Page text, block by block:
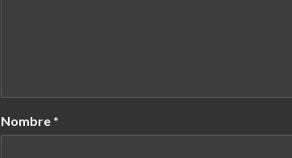
Nombre *